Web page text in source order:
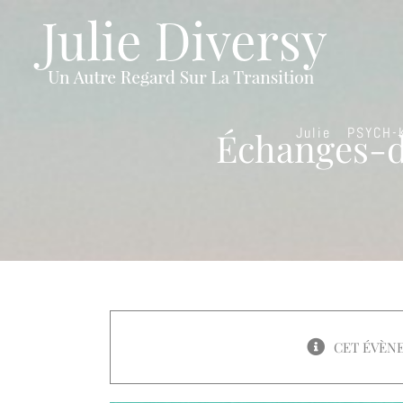
contenu
Julie
CET